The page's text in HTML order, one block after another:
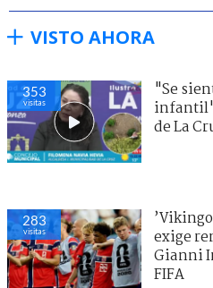
VISTO AHORA
353
visitas
"Se
de La
283
visitas
exige
Gianni
FIFA